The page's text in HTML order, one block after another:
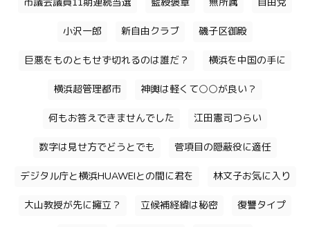
小沢一郎 新自由クラブ 磯子区御殿
巨悪をものともせず切れるのは誰だ？ 横浜を中国の手に
横浜超管理都市 神輿は軽くて○○が良い？
何もお答えできませんでした 江田憲司つらい
数字は見せ方でどうとでも 菅項目の隠蔽役に適任
デジタル庁と横浜HUAWEIとの間に君を 林文子お気に入り
大山教授が先に擁立？ 立候補経緯は秘密 復讐タイプ